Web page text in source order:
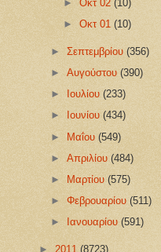
► Οκτ 02 (10)
► Οκτ 01 (10)
►Σεπτεμβρίου(356)
►Αυγούστου(390)
►
Ιουλίου(233)
►
Ιουνίου(434)
► Μαΐου(549)
►Απριλίου(484)
►
Μαρτίου(575)
►Φεβρουαρίου(511)
►
Ιανουαρίου(591)
► 2011 (8723)